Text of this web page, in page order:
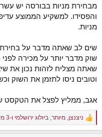
מבחירת מניות בבורסה יש
והפסידו. למשקיע הממוצע
מניות.
שים לב שאתה מדבר על בחירת
שוק מדבר יותר על מכירה
שאתה מצליח לזהות נכון את
וטובים ניסו לתזמן את השוק
אגב, ממליץ לפצל את הטקסט
R
e
ניצנצן, מיותר, ביולוג ירושלמי ו-3 משתמשים נוספים